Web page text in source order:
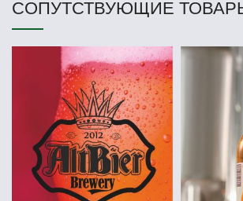
СОПУТСТВУЮЩИЕ